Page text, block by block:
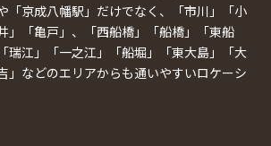
「京成八幡駅」だけでなく、「市川」「小
」「亀戸」、「西船橋」「船橋」「東船
瑞江」「一之江」「船堀」「東大島」「大
」などのエリアからも通いやすいロケーシ